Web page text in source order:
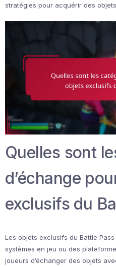
stratégies pour acquérir des
Quelles sont
d’échange
exclusifs du
Les objets exclusifs du Battle
systèmes en jeu ou des
joueurs d’échanger des objets